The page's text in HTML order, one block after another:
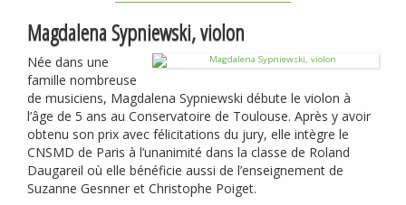
Magdalena Sypniewski, violon
Née dans une
famille nombreuse
de musiciens, Magdalena Sypniewski débute le violon à
l’âge de 5 ans au Conservatoire de Toulouse. Après y avoir
obtenu son prix avec félicitations du jury, elle intègre le
CNSMD de Paris à l’unanimité dans la classe de Roland
Daugareil où elle bénéficie aussi de l’enseignement de
Suzanne Gesnner et Christophe Poiget.